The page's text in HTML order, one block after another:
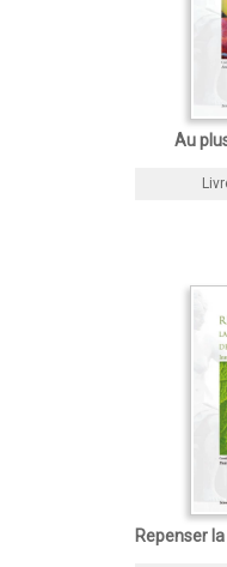
Au
Repenser